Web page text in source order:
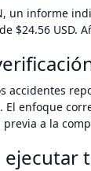
un informe
$24.56 USD.
accidentes
El enfoque
previa a la
ejecutar